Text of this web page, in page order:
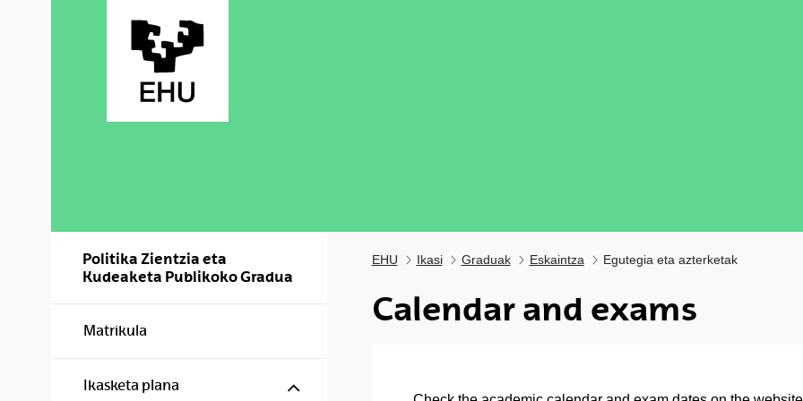
Politika Zientzia eta
Kudeaketa Publikoko Gradua
Matrikula
Ikasketa plana Show/hide subpages
EHU Ikasi Graduak Eskaintza Egutegia eta azterketak
Calendar and exams